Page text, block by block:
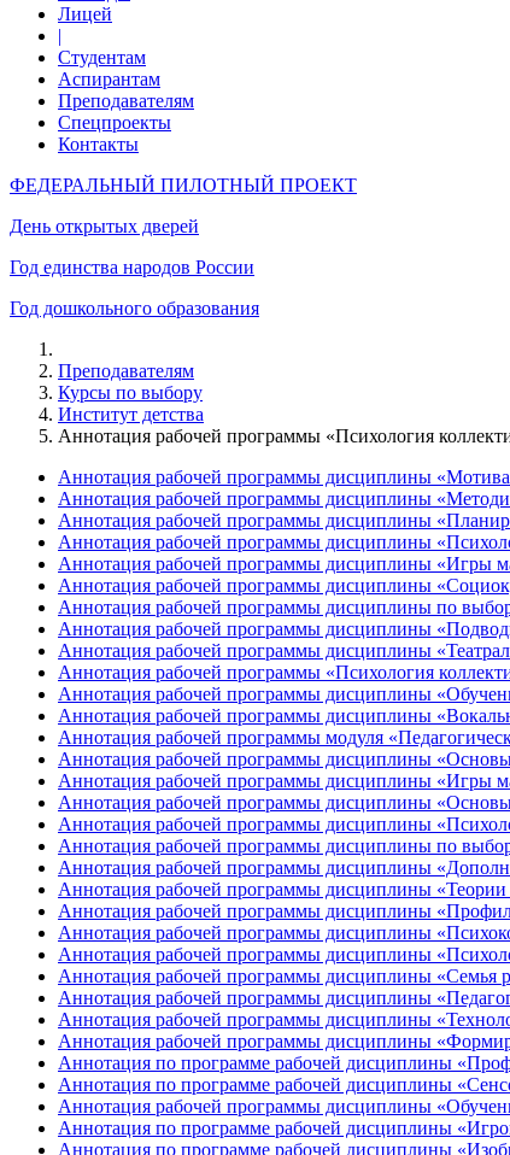
Лицей
|
Студентам
Аспирантам
Преподавателям
Спецпроекты
Контакты
ФЕДЕРАЛЬНЫЙ ПИЛОТНЫЙ ПРОЕКТ
День открытых дверей
Год единства народов России
Год дошкольного образования
Преподавателям
Курсы по выбору
Институт детства
Аннотация рабочей программы «Психология
Аннотация рабочей программы дисциплины
Аннотация рабочей программы дисциплины
Аннотация рабочей программы дисциплины
Аннотация рабочей программы дисциплины
Аннотация рабочей программы дисциплины «Игры
Аннотация рабочей программы дисциплины
Аннотация рабочей программы дисциплины по
Аннотация рабочей программы дисциплины
Аннотация рабочей программы дисциплины
Аннотация рабочей программы «Психология
Аннотация рабочей программы дисциплины
Аннотация рабочей программы дисциплины
Аннотация рабочей программы модуля
Аннотация рабочей программы дисциплины «Основы
Аннотация рабочей программы дисциплины «Игры
Аннотация рабочей программы дисциплины «Основы
Аннотация рабочей программы дисциплины
Аннотация рабочей программы дисциплины по
Аннотация рабочей программы дисциплины
Аннотация рабочей программы дисциплины
Аннотация рабочей программы дисциплины
Аннотация рабочей программы дисциплины
Аннотация рабочей программы дисциплины
Аннотация рабочей программы дисциплины «Семья
Аннотация рабочей программы дисциплины
Аннотация рабочей программы дисциплины
Аннотация рабочей программы дисциплины
Аннотация по программе рабочей дисциплины
Аннотация по программе рабочей дисциплины
Аннотация рабочей программы дисциплины
Аннотация по программе рабочей дисциплины
Аннотация по программе рабочей дисциплины